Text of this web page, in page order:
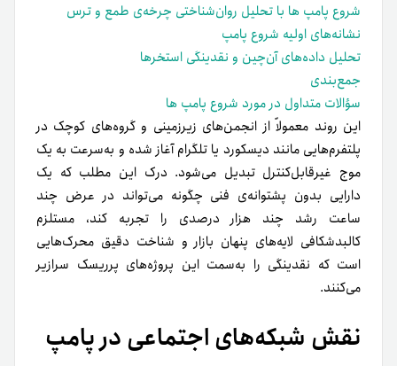
شروع پامپ ها با تحلیل روان‌شناختی چرخه‌ی طمع و ترس
نشانه‌های اولیه‌ شروع پامپ
تحلیل داده‌های آن‌چین و نقدینگی استخرها
جمع‌بندی
سؤالات متداول در مورد شروع پامپ ها
این روند معمولاً از انجمن‌های زیرزمینی و گروه‌های کوچک در
پلتفرم‌هایی مانند دیسکورد یا تلگرام آغاز شده و به‌سرعت به یک
موج غیرقابل‌کنترل تبدیل می‌شود. درک این مطلب که یک
دارایی بدون پشتوانه‌ی فنی چگونه می‌تواند در عرض چند
ساعت رشد چند هزار درصدی را تجربه کند، مستلزم
کالبدشکافی لایه‌های پنهان بازار و شناخت دقیق محرک‌هایی
است که نقدینگی را به‌سمت این پروژه‌های پرریسک سرازیر
می‌کنند.
نقش شبکه‌های اجتماعی در پامپ